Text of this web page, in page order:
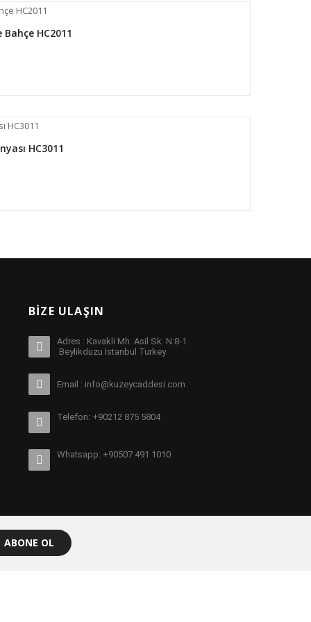
HC2011
HC3011
BIZE ULAŞIN
Adres : Kavakli Mh. Asil Sk. N:8-1
Beylikduzu Istanbul Turkey
Email : info@kuzeycaddesi.com
Telefon: +90212 875 5804
Whatsapp: +90507 491 1010
ABONE OL